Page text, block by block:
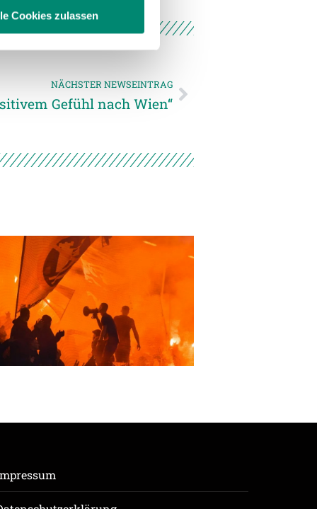
Cookies zulassen
NÄCHSTER NEWSEINTRAG
Gefühl nach Wien“